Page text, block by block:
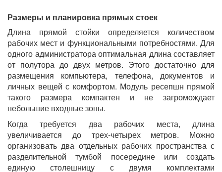
Размеры и планировка прямых стоек
Длина прямой стойки определяется количеством
рабочих мест и функциональными потребностями. Для
одного администратора оптимальная длина составляет
от полутора до двух метров. Этого достаточно для
размещения компьютера, телефона, документов и
личных вещей с комфортом. Модуль ресепшн прямой
такого размера компактен и не загромождает
небольшие входные зоны.
Когда требуется два рабочих места, длина
увеличивается до трех-четырех метров. Можно
организовать два отдельных рабочих пространства с
разделительной тумбой посередине или создать
единую столешницу с двумя комплектами